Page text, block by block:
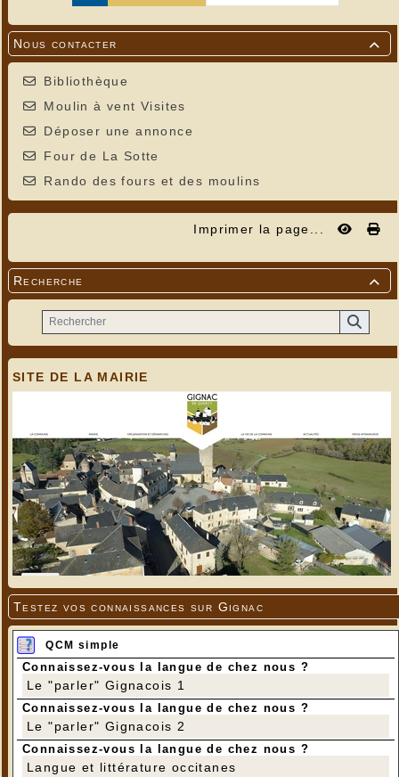

Nous contacter
Bibliothèque
Moulin à vent Visites
Déposer une annonce
Four de La Sotte
Rando des fours et des moulins
Imprimer la page...

Recherche
SITE DE LA MAIRIE
Testez vos connaissances sur Gignac
QCM simple
Connaissez-vous la langue de chez nous ?
Le "parler" Gignacois 1
Connaissez-vous la langue de chez nous ?
Le "parler" Gignacois 2
Connaissez-vous la langue de chez nous ?
Langue et littérature occitanes